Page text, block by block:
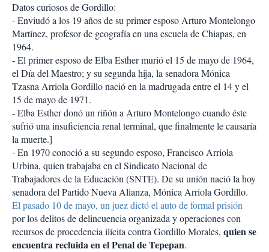
Datos curiosos de Gordillo:
- Enviudó a los 19 años de su primer esposo Arturo Montelongo
Martínez, profesor de geografía en una escuela de Chiapas, en
1964.
- El primer esposo de Elba Esther murió el 15 de mayo de 1964,
el Día del Maestro; y su segunda hija, la senadora Mónica
Tzasna Arriola Gordillo nació en la madrugada entre el 14 y el
15 de mayo de 1971.
- Elba Esther donó un riñón a Arturo Montelongo cuando éste
sufrió una insuficiencia renal terminal, que finalmente le causaría
la muerte.]
- En 1970 conoció a su segundo esposo, Francisco Arriola
Urbina, quien trabajaba en el Sindicato Nacional de
Trabajadores de la Educación (SNTE). De su unión nació la hoy
senadora del Partido Nueva Alianza, Mónica Arriola Gordillo.
El pasado 10 de mayo, un juez dictó el auto de formal prisión
por los delitos de delincuencia organizada y operaciones con
recursos de procedencia ilícita contra Gordillo Morales, quien se
encuentra recluida en el Penal de Tepepan.